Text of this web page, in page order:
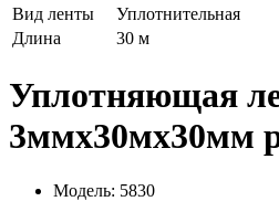
Вид ленты
Уплотнительная
Длина
30 м
Уплотняющая
3ммх30мх30мм
Модель: 5830